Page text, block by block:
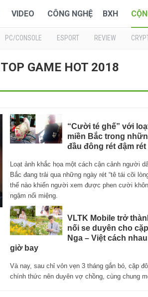
VIDEO CÔNG NGHỆ BXH
PC/CONSOLE ESPORT REVIEW
GAME HOT 2018
“Cười té ghế” với
miền Bắc trong
đầu đông rét đậm rét
Loạt ảnh khắc họa một cách cận cảnh người
Bắc đang trải qua những ngày rét “tê tái cõi
thế nào khiến người xem được phen cười
ngậm nổi miệng.
VLTK Mobile trở
nối se duyên cho
Nga – Việt cách
giờ bay
Và nay, sau chỉ vỏn vẹn 3 tháng gắn bó, cặp
chính thức nên duyên vợ chồng, cùng chung